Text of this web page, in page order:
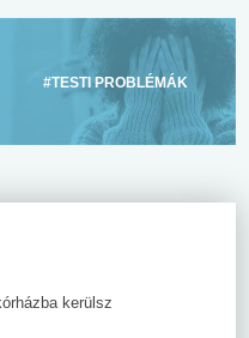
#TESTI PROBLÉMÁK
kerülsz